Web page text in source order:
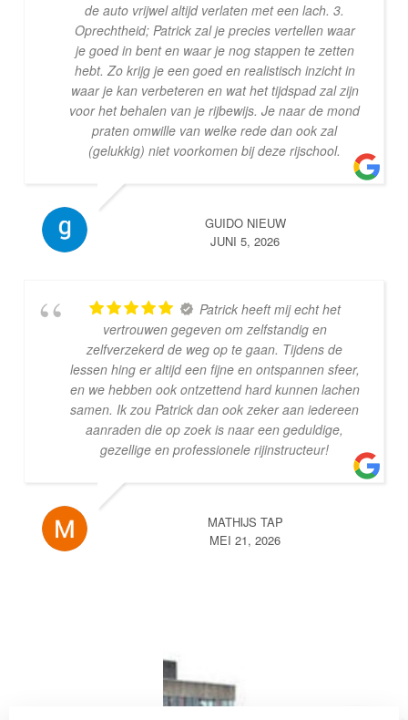
de auto vrijwel altijd verlaten met een lach. 3.
Oprechtheid; Patrick zal je precies vertellen waar
je goed in bent en waar je nog stappen te zetten
hebt. Zo krijg je een goed en realistisch inzicht in
waar je kan verbeteren en wat het tijdspad zal zijn
voor het behalen van je rijbewijs. Je naar de mond
praten omwille van welke rede dan ook zal
(gelukkig) niet voorkomen bij deze rijschool.
GUIDO NIEUW
JUNI 5, 2026
Patrick heeft mij echt het
vertrouwen gegeven om zelfstandig en
zelfverzekerd de weg op te gaan. Tijdens de
lessen hing er altijd een fijne en ontspannen sfeer,
en we hebben ook ontzettend hard kunnen lachen
samen. Ik zou Patrick dan ook zeker aan iedereen
aanraden die op zoek is naar een geduldige,
gezellige en professionele rijinstructeur!
MATHIJS TAP
MEI 21, 2026